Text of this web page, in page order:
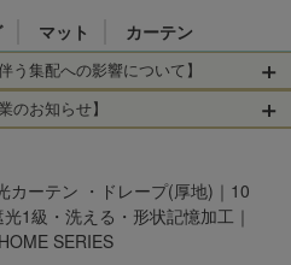
マット カーテン
う集配への影響について】
くなりになられた方々に深く
地震の影響により、現在、一
届けに遅れが生じておりま
のお知らせ】
2026年8月16日(日)
動返信メールは届きますが、
信、当店へのお問い合わせ
カーテン ・ドレープ(厚地)｜10
1級・洗える・形状記憶加工｜
SERIES